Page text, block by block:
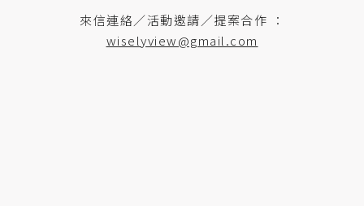
來信連絡／活動邀請／提案合作 ：
wiselyview@gmail.com